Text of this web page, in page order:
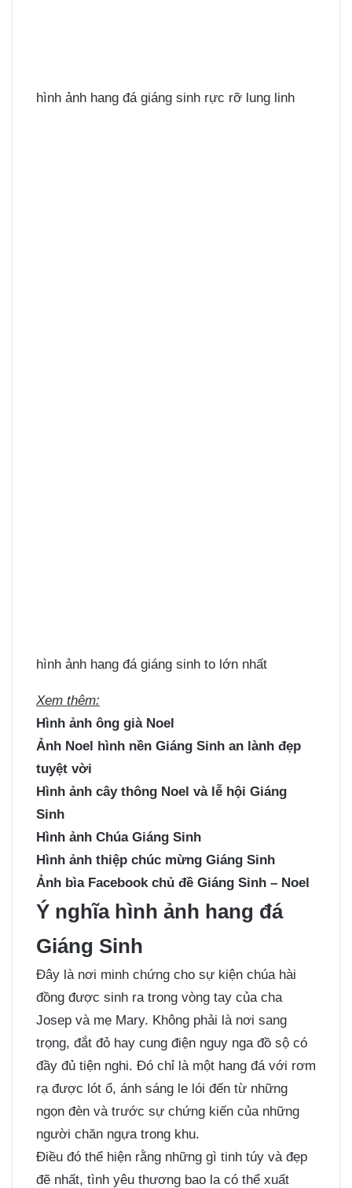
hình ảnh hang đá giáng sinh rực rỡ lung linh
hình ảnh hang đá giáng sinh to lớn nhất
Xem thêm:
Hình ảnh ông già Noel
Ảnh Noel hình nền Giáng Sinh an lành đẹp
tuyệt vời
Hình ảnh cây thông Noel và lễ hội Giáng
Sinh
Hình ảnh Chúa Giáng Sinh
Hình ảnh thiệp chúc mừng Giáng Sinh
Ảnh bìa Facebook chủ đề Giáng Sinh – Noel
Ý nghĩa hình ảnh hang đá
Giáng Sinh
Đây là nơi minh chứng cho sự kiện chúa hài
đồng được sinh ra trong vòng tay của cha
Josep và mẹ Mary. Không phải là nơi sang
trọng, đắt đỏ hay cung điện nguy nga đồ sộ có
đầy đủ tiện nghi. Đó chỉ là một hang đá với rơm
rạ được lót ổ, ánh sáng le lói đến từ những
ngọn đèn và trước sự chứng kiến của những
người chăn ngựa trong khu.
Điều đó thể hiện rằng những gì tinh túy và đẹp
đẽ nhất, tình yêu thương bao la có thể xuất